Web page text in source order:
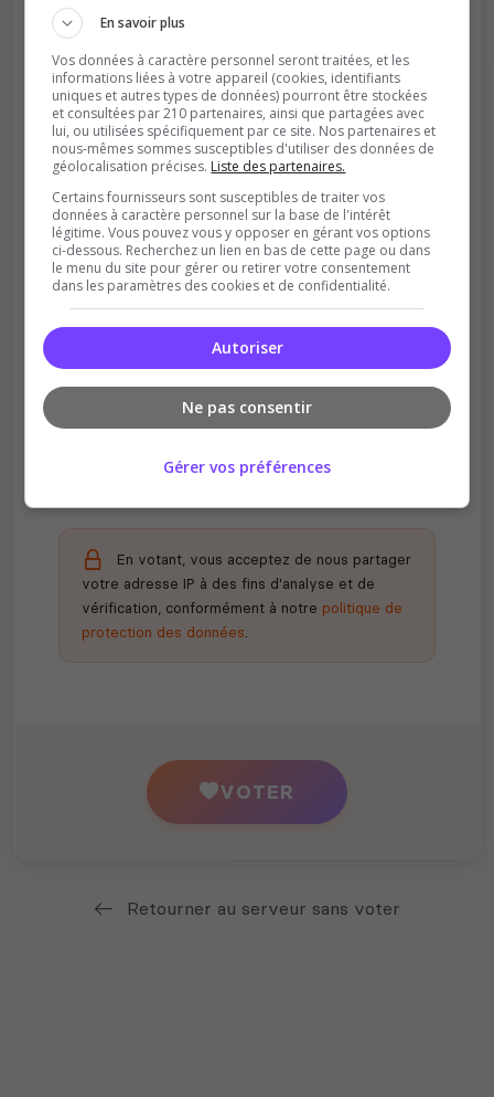
Soutient la communauté
Plus de visibilité = plus de joueurs
Récompenses possibles
En votant, vous acceptez de nous partager
votre adresse IP à des fins d'analyse et de
vérification, conformément à notre politique de
protection des données.
VOTER
Retourner au serveur sans voter
En savoir plus
Vos données à caractère personnel seront traitées, et les
informations liées à votre appareil (cookies, identifiants
uniques et autres types de données) pourront être stockées
et consultées par 210 partenaires, ainsi que partagées avec
lui, ou utilisées spécifiquement par ce site. Nos partenaires et
nous-mêmes sommes susceptibles d'utiliser des données de
géolocalisation précises. Liste des partenaires.
Certains fournisseurs sont susceptibles de traiter vos
données à caractère personnel sur la base de l'intérêt
légitime. Vous pouvez vous y opposer en gérant vos options
ci-dessous. Recherchez un lien en bas de cette page ou dans
le menu du site pour gérer ou retirer votre consentement
dans les paramètres des cookies et de confidentialité.
Autoriser
Ne pas consentir
Gérer vos préférences